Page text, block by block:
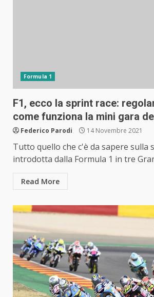
Formula 1
F1, ecco la sprint race:
come funziona la mini gara
Federico Parodi 14 Novembre 2021
Tutto quello che c'è da sapere sulla
introdotta dalla Formula 1 in tre
Read More